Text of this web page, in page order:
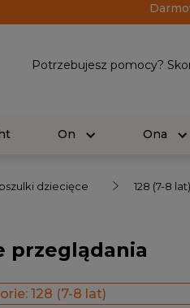
Potrzebujesz pomocy?
On Ona
dziecięce 128 (7-8 lat)
przeglądania
128 (7-8 lat)